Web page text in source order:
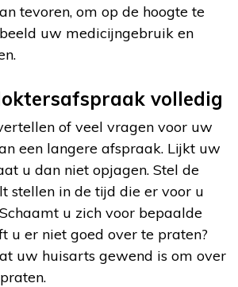
tevoren, om op de hoogte te
uw medicijngebruik en
volledig
of veel vragen voor uw
een langere afspraak. Lijkt uw
u dan niet opjagen. Stel de
stellen in de tijd die er voor u
u zich voor bepaalde
u er niet goed over te praten?
uw huisarts gewend is om over